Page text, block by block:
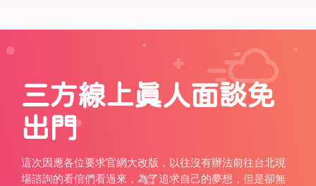
三方線上真人面談免
出門
這次因應各位要求官網大改版，以往沒有辦法前往台北現
場諮詢的看倌們看過來，為了追求自己的夢想，但是卻無